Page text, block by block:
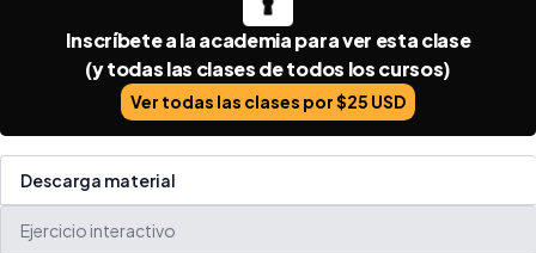
Inscríbete a la academia para ver esta clase
(y todas las clases de todos los cursos)
Ver todas las clases por $25 USD
Descarga material
Ejercicio interactivo